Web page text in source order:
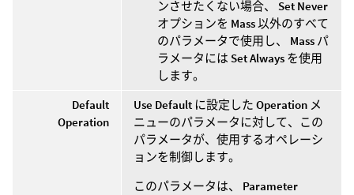
ンさせたくない場合、 Set Never
オプションを Mass以外のすべて
のパラメータで使用し、 Mass パ
ラメータには Set Always を使用
します。
Default
Operation
Use Default に設定した Operation メ
ニューのパラメータに対して、この
パラメータが、使用するオペレーシ
ョンを制御します。
このパラメータは、 Parameter